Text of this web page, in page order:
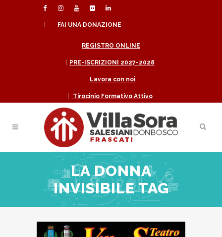
FAI UNA DONAZIONE
REGISTRO ONLINE
PRE-ISCRIZIONI 2027-2028
Lavora con noi
Tirocinio Formativo Attivo
LA DONNA
INVISIBILE TAG